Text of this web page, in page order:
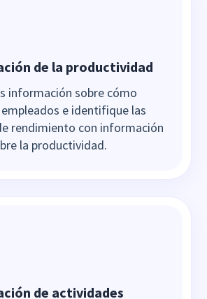
de la productividad
información sobre cómo
e identifique las
rendimiento con información
la productividad.
de actividades